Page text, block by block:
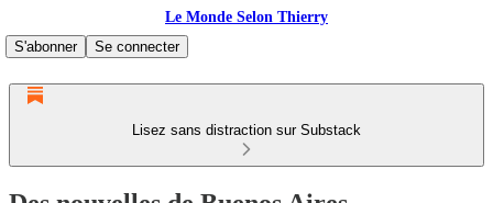
Le Monde Selon Thierry
S'abonner
Se connecter
Lisez sans distraction sur Substack